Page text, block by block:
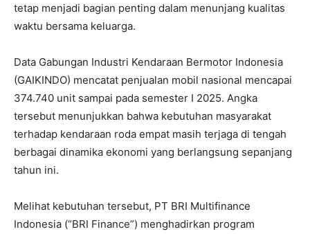
tetap menjadi bagian penting dalam menunjang kualitas
waktu bersama keluarga.
Data Gabungan Industri Kendaraan Bermotor Indonesia
(GAIKINDO) mencatat penjualan mobil nasional mencapai
374.740 unit sampai pada semester I 2025. Angka
tersebut menunjukkan bahwa kebutuhan masyarakat
terhadap kendaraan roda empat masih terjaga di tengah
berbagai dinamika ekonomi yang berlangsung sepanjang
tahun ini.
Melihat kebutuhan tersebut, PT BRI Multifinance
Indonesia (“BRI Finance”) menghadirkan program